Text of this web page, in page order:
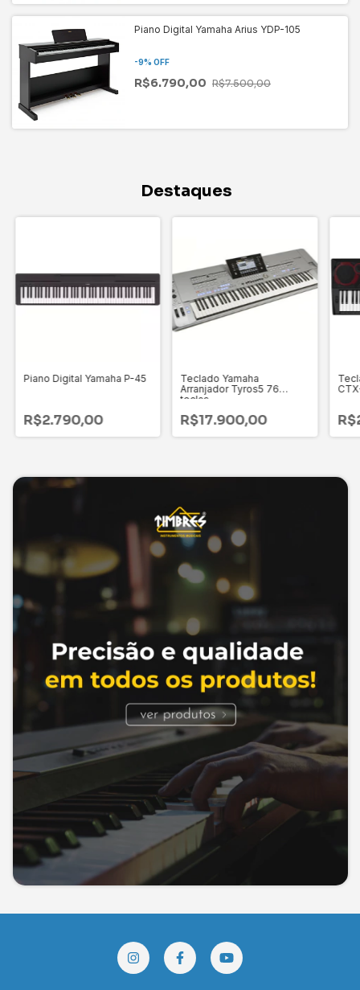
Piano Digital Yamaha Arius YDP-105
-9% OFF
R$6.790,00 R$7.500,00
Destaques
Piano Digital Yamaha P-45
R$2.790,00
Teclado Yamaha
Arranjador Tyros5 76
teclas
R$17.900,00